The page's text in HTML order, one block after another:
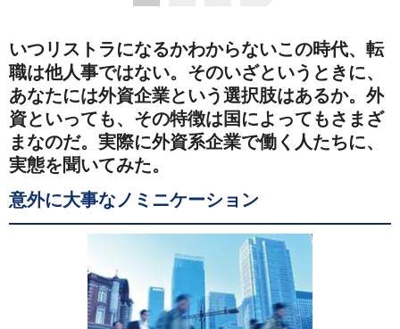
いつリストラになるかわからないこの時代、転
職は他人事ではない。そのいざというときに、
あなたには外資企業という選択肢はあるか。外
資といっても、その特徴は国によってもさまざ
まなのだ。実際に外資系企業で働く人たちに、
実態を聞いてみた。
意外に大事なノミニケーション